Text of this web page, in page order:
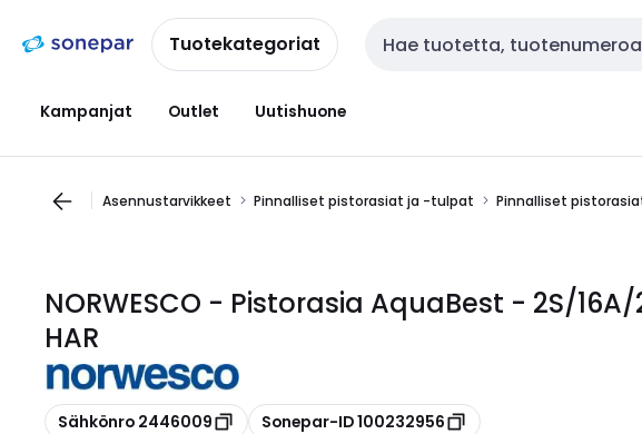
navigointiinsisältöönTuotekategoriat Haku
Kampanjat Outlet Uutishuone
Asennustarvikkeet Pinnalliset pistorasiat ja -tulpat Pinnalliset
NORWESCO - Pistorasia AquaBest - 2S/
HAR
Kopioi
Sähkönro 2446009 Kopioi
Sonepar-ID 100232956